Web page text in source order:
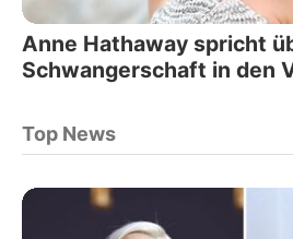
Anne Hathaway spricht
Schwangerschaft in den
Top News